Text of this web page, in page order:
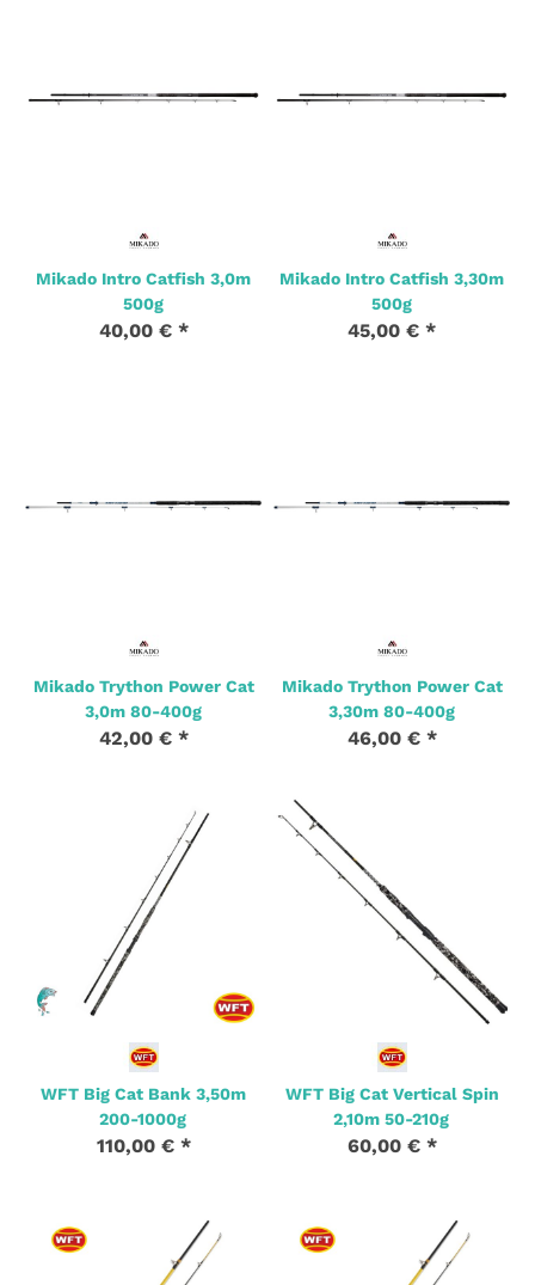
Mikado Intro Catfish 3,0m
500g
40,00 € *
Mikado Intro Catfish 3,30m
500g
45,00 € *
Mikado Trython Power Cat
3,0m 80-400g
42,00 € *
Mikado Trython Power Cat
3,30m 80-400g
46,00 € *
WFT Big Cat Bank 3,50m
200-1000g
110,00 € *
WFT Big Cat Vertical Spin
2,10m 50-210g
60,00 € *